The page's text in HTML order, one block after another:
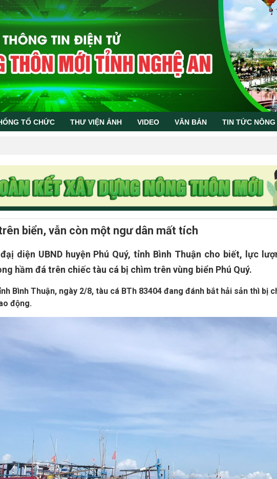
TỔ CHỨC THƯ VIỆN ẢNH VIDEO VĂN BẢN TIN TỨC
biển, vẫn còn một ngư dân mất tích
diện UBND huyện Phú Quý, tỉnh Bình Thuận cho biết, lực
hầm đá trên chiếc tàu cá bị chìm trên vùng biển Phú Quý.
Bình Thuận, ngày 2/8, tàu cá BTh 83404 đang đánh bắt hải sản thì bị
động.